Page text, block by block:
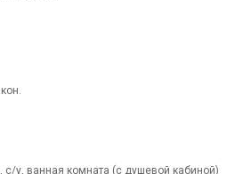
у, ванная комната (с душевой кабиной)